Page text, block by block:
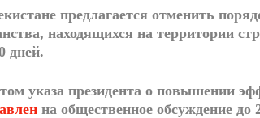
предлагается отменить
находящихся на территории
дней.
указа президента о повышении
на общественное обсуждение до